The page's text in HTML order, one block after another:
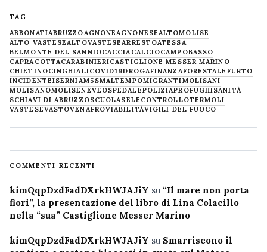
TAG
ABBONATIABRUZZOAGNONEAGNONESEALTOMOLISE
ALTO VASTESEALTOVASTESEARRESTOATESSA
BELMONTE DEL SANNIOCACCIACALCIOCAMPOBASSO
CAPRACOTTACARABINIERICASTIGLIONE MESSER MARINO
CHIETINOCINGHIALICOVID19DROGAFINANZAFORESTALE FURTO
INCIDENTEISERNIAM5SMALTEMPOMIGRANTIMOLISANI
MOLISANOMOLISENEVE OSPEDALEPOLIZIAPROFUGHISANITÀ
SCHIAVI DI ABRUZZOSCUOLASELECONTROLLOTERMOLI
VASTESEVASTOVENAFROVIABILITÀVIGILI DEL FUOCO
COMMENTI RECENTI
kimQqpDzdFadDXrkHWJAJiY su “Il mare non porta
fiori”, la presentazione del libro di Lina Colacillo
nella “sua” Castiglione Messer Marino
kimQqpDzdFadDXrkHWJAJiY su Smarriscono il